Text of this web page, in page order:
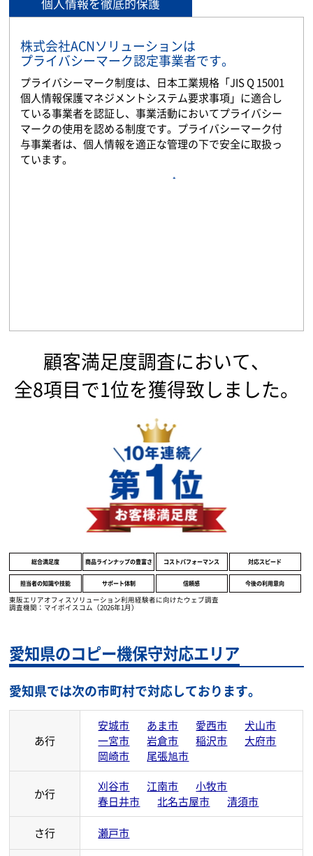
株式会社ACNソリューションは
プライバシーマーク認定事業者です。
プライバシーマーク制度は、日本工業規格「JIS Q 15001
個人情報保護マネジメントシステム要求事項」に適合し
ている事業者を認証し、事業活動においてプライバシー
マークの使用を認める制度です。プライバシーマーク付
与事業者は、個人情報を適正な管理の下で安全に取扱っ
ています。
顧客満足度調査において、
全8項目で1位を獲得致しました。
総合満足度 商品ラインナップの豊富さ コストパフォーマンス 対応スピード
担当者の知識や技能 サポート体制 信頼感 今後の利用意向
東阪エリアオフィスソリューション利用経験者に向けたウェブ調査
調査機関：マイボイスコム（2026年1月）
愛知県のコピー機保守対応エリア
愛知県では次の市町村で対応しております。
あ行
安城市 あま市 愛西市
犬山市
一宮市
岩倉市 稲沢市
大府市
岡崎市
尾張旭市
か行
刈谷市 江南市
小牧市
春日井市
北名古屋市 清須市
さ行 瀬戸市